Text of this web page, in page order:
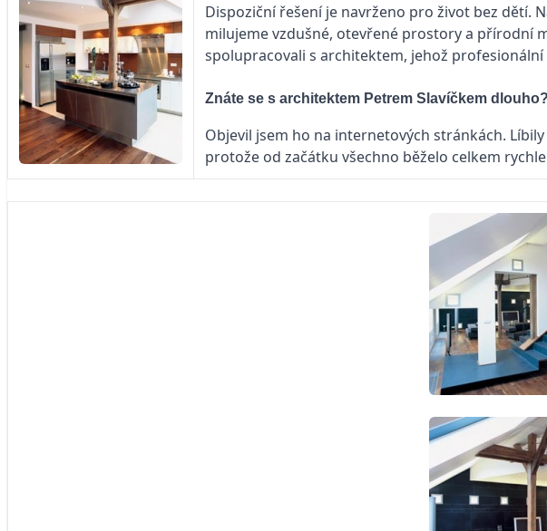
Dispoziční řešení je navrženo pro život bez dětí.
milujeme vzdušné, otevřené prostory a přírodní
spolupracovali s architektem, jehož
Znáte se s architektem Petrem Slavíčkem dlouho?
Objevil jsem ho na internetových stránkách.
protože od začátku všechno běželo celkem